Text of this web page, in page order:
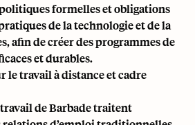
formelles et obligations
de la technologie et de la
afin de créer des programmes de
et durables.
le travail à distance et cadre
de Barbade traitent